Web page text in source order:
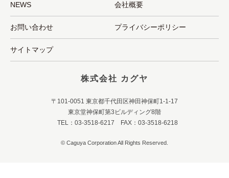
NEWS 会社概要
お問い合わせ プライバシーポリシー
サイトマップ
株式会社 カグヤ
〒101-0051 東京都千代田区神田神保町1-1-17
東京堂神保町第3ビルディング8階
TEL：03-3518-6217 FAX：03-3518-6218
© Caguya Corporation All Rights Reserved.